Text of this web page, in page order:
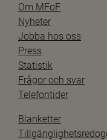
Om MFoF
Nyheter
Jobba hos oss
Press
Statistik
Frågor och svar
Telefontider
Blanketter